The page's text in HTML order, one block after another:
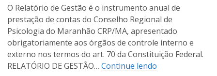
m
i
r
o
C
o
s
O Relatório de Gestão é o instrumento anual de
prestação de contas do Conselho Regional de
Psicologia do Maranhão CRP/MA, apresentado
obrigatoriamente aos órgãos de controle interno e
externo nos termos do art. 70 da Constituição Federal.
RELATÓRIO DE GESTÃO… Continue lendo